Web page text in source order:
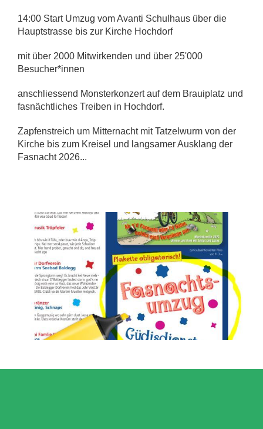
14:00 Start Umzug vom Avanti Schulhaus über die
Hauptstrasse bis zur Kirche Hochdorf
mit über 2000 Mitwirkenden und über 25'000
Besucher*innen
anschliessend Monsterkonzert auf dem Brauiplatz und
fasnächtliches Treiben in Hochdorf.
Zapfenstreich um Mitternacht mit Tatzelwurm von der
Kirche bis zum Kreisel und langsamer Ausklang der
Fasnacht 2026...